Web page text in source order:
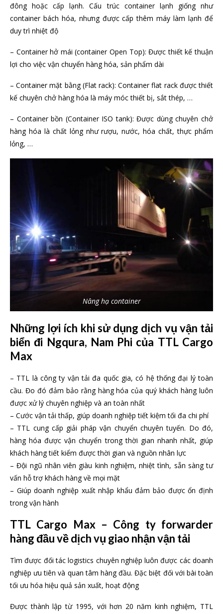
đông hoặc cấp lạnh. Cấu trúc container lạnh giống như
container bách hóa, nhưng được cấp thêm máy làm lạnh để
duy trì nhiệt độ
– Container hở mái (container Open Top): Được thiết kế thuận
lợi cho việc vận chuyển hàng hóa, sản phẩm dài
– Container mặt bằng (Flat rack): Container flat rack được thiết
kế chuyên chở hàng hóa là máy móc thiết bị, sắt thép, …
– Container bồn (Container ISO tank): Được dùng chuyên chở
hàng hóa là chất lỏng như rượu, nước, hóa chất, thực phẩm
lỏng, …
Nâng hạ container
Những lợi ích khi sử dụng dịch vụ vận tải
biển đi Ngqura, Nam Phi của TTL Cargo
Max
– TTL là công ty vận tải đa quốc gia, có hệ thống đại lý toàn
cầu. Đo đó đảm bảo rằng hàng hóa của quý khách hàng luôn
được xử lý chuyên nghiệp và an toàn nhất
– Cước vận tải thấp, giúp doanh nghiệp tiết kiệm tối đa chi phí
– TTL cung cấp giải pháp vận chuyển chuyên tuyến. Do đó,
hàng hóa được vận chuyển trong thời gian nhanh nhất, giúp
khách hàng tiết kiểm được thời gian và nguồn nhân lực
– Đội ngũ nhân viên giàu kinh nghiệm, nhiệt tình, sẵn sàng tư
vấn hỗ trợ khách hàng về mọi mặt
– Giúp doanh nghiệp xuất nhập khẩu đảm bảo được ổn định
trong vận hành
TTL Cargo Max – Công ty forwarder
hàng đầu về dịch vụ giao nhận vận tải
Tìm được đối tác logistics chuyên nghiệp luôn được các doanh
nghiệp ưu tiên và quan tâm hàng đầu. Đặc biệt đối với bài toàn
tối ưu hóa hiệu quả sản xuất, hoạt động
Được thành lập từ 1995, với hơn 20 năm kinh nghiệm, TTL